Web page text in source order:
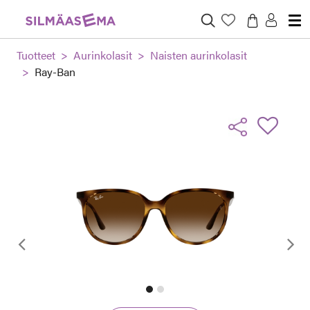
Tuotteet Aurinkolasit
Naisten aurinkolasit
Ray-Ban
Edellinen